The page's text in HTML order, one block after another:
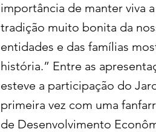
importância de manter viva
tradição muito bonita da
entidades e das famílias
história.” Entre as
esteve a participação do
primeira vez com uma
de Desenvolvimento